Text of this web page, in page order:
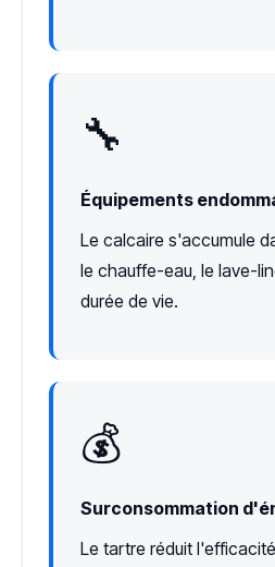
🔧
Équipements
Le calcaire s'accumule
le chauffe-eau, le lave-
durée de vie.
💰
Surconsommation
Le tartre réduit